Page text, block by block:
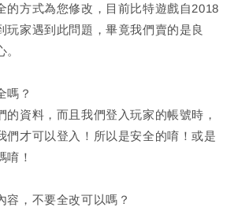
的方式為您修改，目前比特遊戲自2018
玩家遇到此問題，畢竟我們賣的是良
嗎？
的資料，而且我們登入玩家的帳號時，
們才可以登入！所以是安全的唷！或是
唷！
容，不要全改可以嗎？